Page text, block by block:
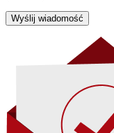
Wyślij wiadomość